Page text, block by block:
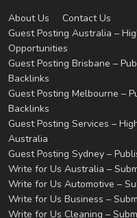
About Us
Contact Us
Guest Posting Australia –
Opportunities
Guest Posting Brisbane –
Backlinks
Guest Posting Melbourne –
Backlinks
Guest Posting Services –
Australia
Guest Posting Sydney –
Write for Us Australia –
Write for Us Automotive –
Write for Us Business –
Write for Us Cleaning –